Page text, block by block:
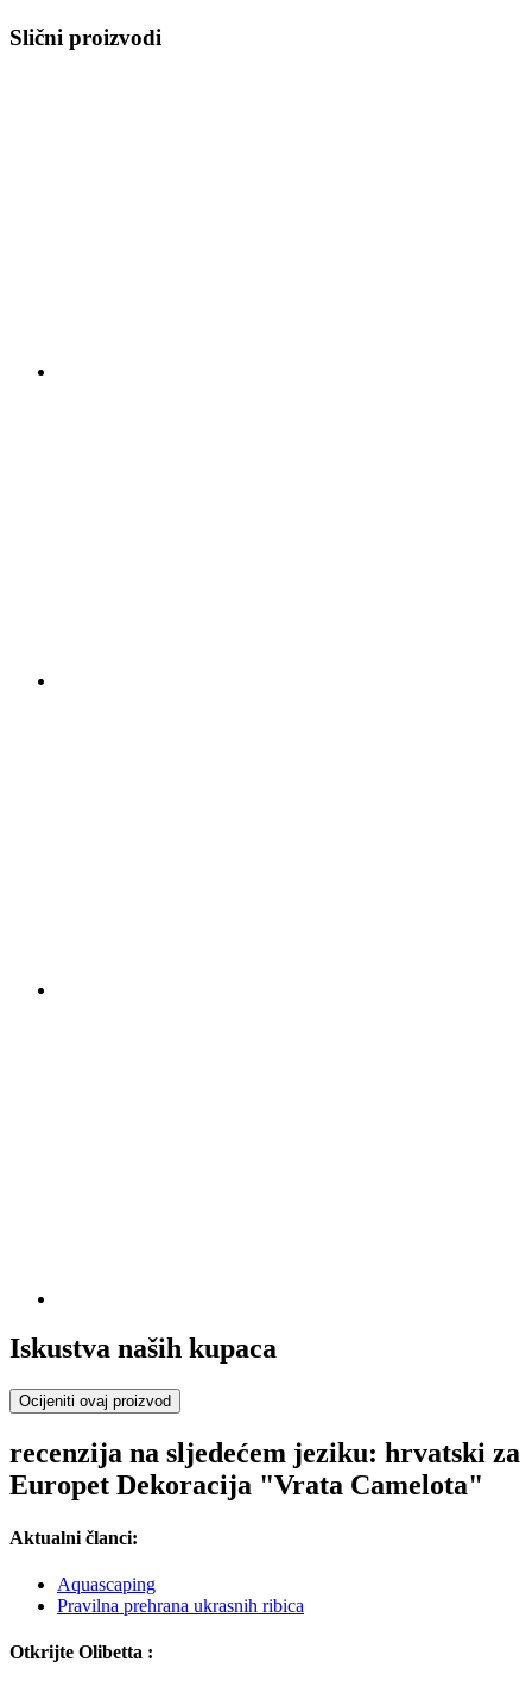
Slični proizvodi
Iskustva naših kupaca
Ocijeniti ovaj proizvod
recenzija na sljedećem jeziku: hrvatski za
Europet Dekoracija "Vrata Camelota"
Aktualni članci:
Aquascaping
Pravilna prehrana ukrasnih ribica
Otkrijte Olibetta :